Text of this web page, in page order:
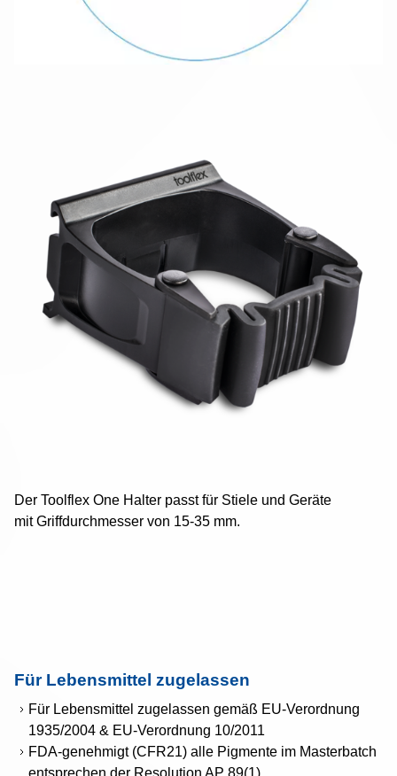
Der Toolflex One Halter passt für Stiele und Geräte
mit Griffdurchmesser von 15-35 mm.
Für Lebensmittel zugelassen
Für Lebensmittel zugelassen gemäß EU-Verordnung
1935/2004 & EU-Verordnung 10/2011
FDA-genehmigt (CFR21) alle Pigmente im Masterbatch